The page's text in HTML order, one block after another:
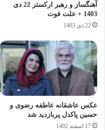
آهنگساز و رهبر ارکستر 22 دی
1403 + علت فوت
22 دی 1403
عکس عاشقانه عاطفه رضوی و
حسین پاکدل پربازدید شد
17 اسفند 1402